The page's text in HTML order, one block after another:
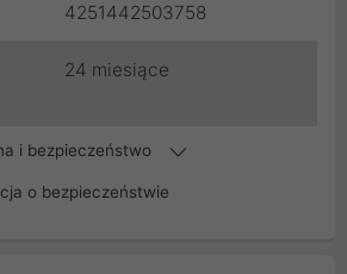
4251442503758
24 miesiące
i bezpieczeństwo
o bezpieczeństwie